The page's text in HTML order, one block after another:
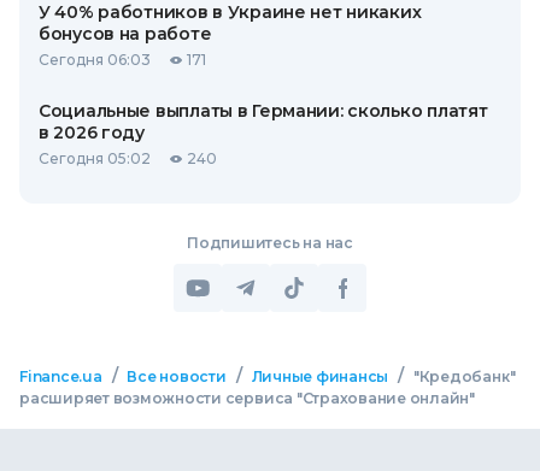
У 40% работников в Украине нет никаких
бонусов на работе
Сегодня 06:03 171
Социальные выплаты в Германии: сколько платят
в 2026 году
Сегодня 05:02 240
Подпишитесь на нас
Finance.ua / Все новости / Личные финансы /
"Кредобанк"
расширяет возможности сервиса "Страхование онлайн"